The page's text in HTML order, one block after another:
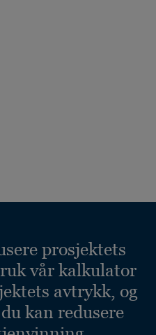
prosjektets
vår kalkulator
avtrykk, og
kan redusere